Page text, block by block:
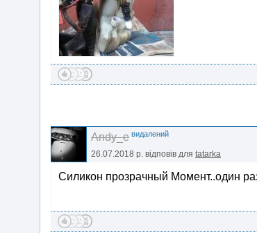
Andy_e видалений
26.07.2018 р. відповів для tatarka
Силикон прозрачный Момент..один